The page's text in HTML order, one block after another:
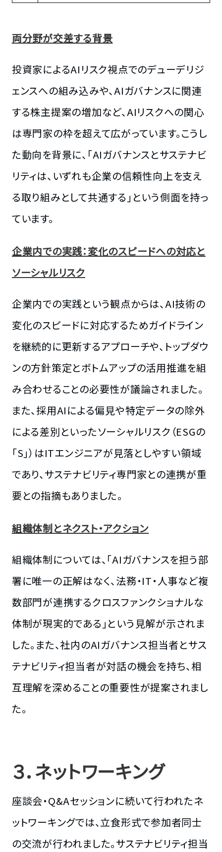
両分野が交差する背景
投資家によるAIリスク視点でのデューデリジ
ェンスへの組み込みや、AIガバナンスに関連
する株主提案の増加など、AIリスクへの関心
は専門家の枠を超えて広がっています。こうし
た動向を背景に、「AIガバナンスとサステナビ
リティは、いずれも企業の信頼性向上を支え
る取り組みとして共通する」という側面を持っ
ています。
企業内での実践：変化のスピードへの対応と
ソーシャルリスク
企業内での実践という観点からは、AI技術の
変化のスピードに対応するためガイドライン
を継続的に更新するアプローチや、トップダウ
ンの方針策定とボトムアップの活用推進を組
み合わせることの必要性が議論されました。
また、採用AIによる偏見や特定データの除外
による差別といったソーシャルリスク（ESGの
「S」）はITエンジニアが見落としやすい領域
であり、サステナビリティ専門家との連携が重
要との指摘もありました。
組織体制とネクスト・アクション
組織体制については、「AIガバナンスを担う部
署に唯一の正解はなく、法務・IT・人事など複
数部門が連携するクロスファンクショナルな
体制が現実的である」という見解が示されま
した。また、社内のAIガバナンス担当者とサス
テナビリティ担当者が対話の機会を持ち、相
互理解を深めることの重要性が提案されまし
た。
３．ネットワーキング
座談会・Q&Aセッションに続いて行われたネ
ットワーキングでは、立食形式で参加者同士
の交流が行われました。サステナビリティ担当